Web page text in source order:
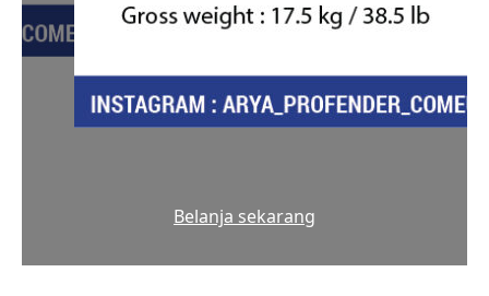
Belanja sekarang